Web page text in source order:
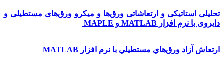
تحلیلی استاتیکی و ارتعاشاتی ورق‌ها و میکرو ورق‌های مستطیلی و
دایروی با نرم افزار MATLAB و MAPLE
ارتعاش آزاد ورق‌هاي مستطيلي با نرم افزار MATLAB